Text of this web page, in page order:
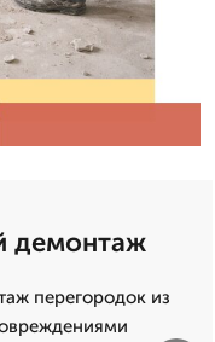
демонтаж
перегородок из